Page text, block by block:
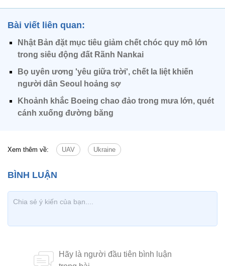
Bài viết liên quan:
Nhật Bản đặt mục tiêu giảm chết chóc quy mô lớn
trong siêu động đất Rãnh Nankai
Bọ uyên ương 'yêu giữa trời', chết la liệt khiến
người dân Seoul hoảng sợ
Khoảnh khắc Boeing chao đảo trong mưa lớn, quét
cánh xuống đường băng
Xem thêm về: UAV Ukraine